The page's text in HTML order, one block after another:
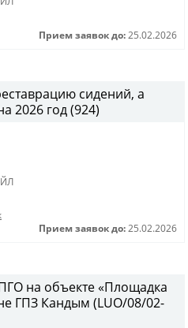
Прием заявок до: 25.02.2026
сидений, а
2026 год (924)
Прием заявок до: 25.02.2026
на объекте «Площадка
ГПЗ Кандым (LUO/08/02-